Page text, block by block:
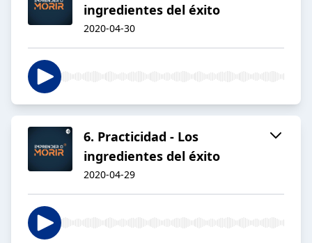
ingredientes del éxito
2020-04-30
6. Practicidad - Los
ingredientes del éxito
2020-04-29